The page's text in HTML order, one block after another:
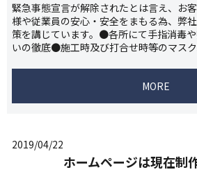
緊急事態宣言が解除されたとは言え、お
様や従業員の安心・安全をまもる為、弊
策を講じています。●各所にて手指消毒
いの徹底●施工時及び打合せ時等のマス
MORE
2019/04/22
ホームページは現在制